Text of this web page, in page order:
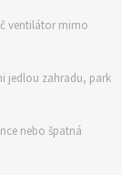
ventilátor mimo
jedlou zahradu, park
nebo špatná